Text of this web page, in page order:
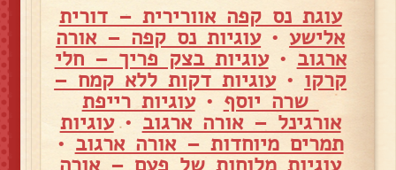
עוגת נס קפה אוורירית – דורית
אלישע•עוגיות נס קפה – אורה
ארגוב •עוגיות בצק פריך – חלי
קרקו •עוגיות דקות ללא קמח –
שרה יוסף •עוגיות רייפת
אורגינל – אורה ארגוב •עוגיות
תמרים מיוחדות – אורה ארגוב •